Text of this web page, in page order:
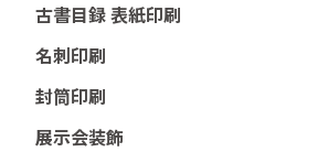
古書目録 表紙印刷
名刺印刷
封筒印刷
展示会装飾